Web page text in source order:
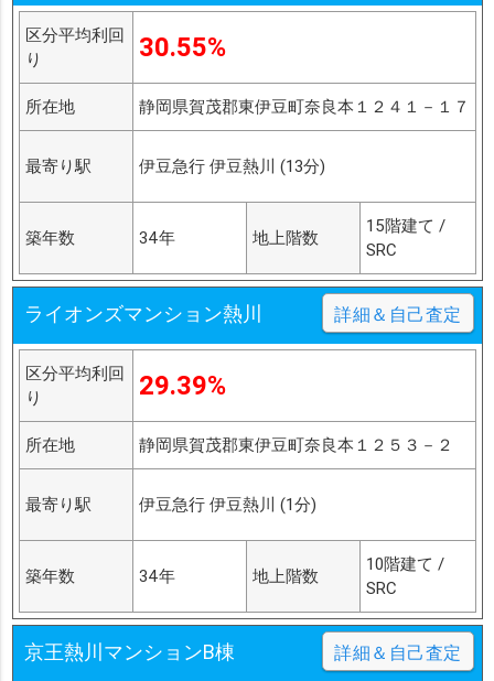
区分平均利回
り
30.55%
所在地 静岡県賀茂郡東伊豆町奈良本１２４１－１７
最寄り駅 伊豆急行 伊豆熱川 (13分)
築年数 34年 地上階数
15階建て /
SRC
ライオンズマンション熱川 詳細＆自己査定
区分平均利回
り
29.39%
所在地 静岡県賀茂郡東伊豆町奈良本１２５３－２
最寄り駅 伊豆急行 伊豆熱川 (1分)
築年数 34年 地上階数
10階建て /
SRC
京王熱川マンションB棟 詳細＆自己査定